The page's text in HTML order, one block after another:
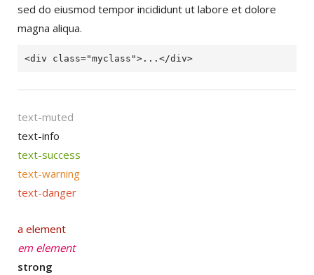
sed do eiusmod tempor incididunt ut labore et dolore
magna aliqua.
<div class="myclass">...</div>
text-muted
text-info
text-success
text-warning
text-danger
a element
em element
strong